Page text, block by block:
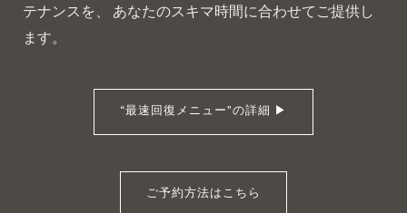
テナンスを、 あなたのスキマ時間に合わせてご提供し
ます。
“最速回復メニュー”の詳細 ▶︎
ご予約方法はこちら